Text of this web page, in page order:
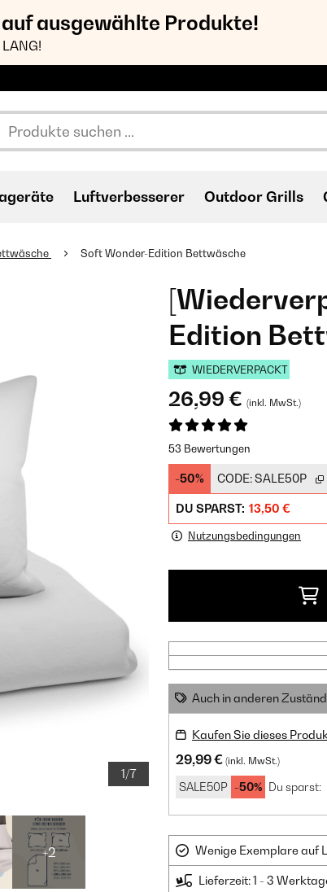
auf ausgewählte Produkte!
Luftverbesserer Outdoor Grills
Soft Wonder-Edition Bettwäsche
1/7
+2
Edition
WIEDERVERPACKT
26,99 € (inkl. MwSt.)
53 Bewertungen
-50% CODE:SALE50P
DU SPARST: 13,50 €
Nutzungsbedingungen
Auch in anderen
Kaufen Sie dieses
29,99 € (inkl. MwSt.)
SALE50P -50% Du sparst:
Wenige Exemplare auf
Lieferzeit: 1 - 3